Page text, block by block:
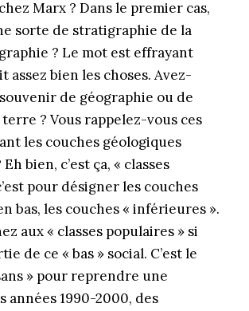
Marx ? Dans le premier cas,
sorte de stratigraphie de la
? Le mot est effrayant
assez bien les choses. Avez-
de géographie ou de
? Vous rappelez-vous ces
les couches géologiques
bien, c’est ça, « classes
pour désigner les couches
bas, les couches « inférieures ».
aux « classes populaires » si
de ce « bas » social. C’est le
» pour reprendre une
années 1990-2000, des